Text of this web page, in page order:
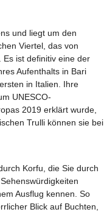
und liegt um den
Viertel, das von
ist definitiv eine der
Aufenthalts in Bari
in Italien. Ihre
UNESCO-
2019 erklärt wurde,
Trulli können sie bei
Korfu, die Sie durch
Ausflug kennen. So
Blick auf Buchten,